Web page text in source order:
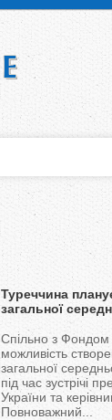
Туреччина
загальної
Спільно з Фондом
можливість
загальної
під час зустрічі
України та
Повноважний...